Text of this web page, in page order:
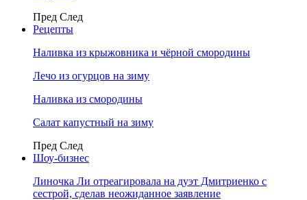
Пред След
Рецепты
Наливка из крыжовника и чёрной смородины
Лечо из огурцов на зиму
Наливка из смородины
Салат капустный на зиму
Пред След
Шоу-бизнес
Линочка Ли отреагировала на дуэт Дмитриенко с
сестрой, сделав неожиданное заявление